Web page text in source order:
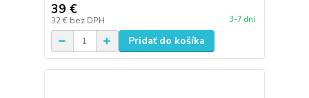
39 €
32 € bez DPH 3-7 dní
Pridať do košíka